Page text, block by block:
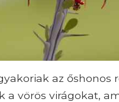
az őshonos
a vörös virágokat,